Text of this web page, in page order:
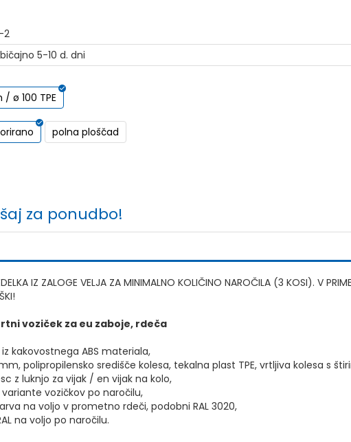
2
5-10 d. dni
/ ø 100 TPE
polna ploščad
za ponudbo!
IZ ZALOGE VELJA ZA MINIMALNO KOLIČINO NAROČILA (3 KOSI). V
voziček za eu zaboje, rdeča
kakovostnega ABS materiala,
mm, polipropilensko središče kolesa, tekalna plast TPE, vrtljiva kolesa s
z luknjo za vijak / en vijak na kolo,
vozičkov po naročilu,
na voljo v prometno rdeči, podobni RAL 3020,
na voljo po naročilu.